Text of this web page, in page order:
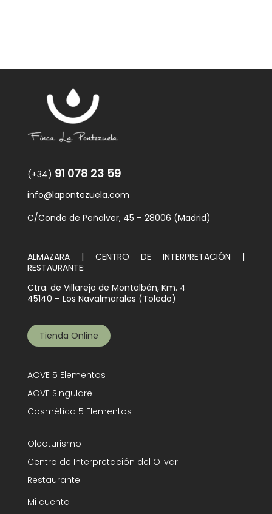
(+34) 91 078 23 59
info@lapontezuela.com
C/Conde de Peñalver, 45 – 28006 (Madrid)
ALMAZARA | CENTRO DE INTERPRETACIÓN |
RESTAURANTE:
Ctra. de Villarejo de Montalbán, Km. 4
45140 – Los Navalmorales (Toledo)
Tienda Online
AOVE 5 Elementos
AOVE Singulare
Cosmética 5 Elementos
Oleoturismo
Centro de Interpretación del Olivar
Restaurante
Mi cuenta